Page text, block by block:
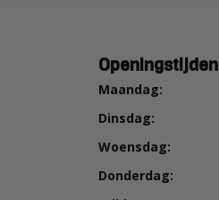
Openingstijden
Maandag:
Dinsdag:
Woensdag:
Donderdag: